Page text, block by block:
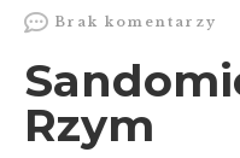
Brak komentarzy
Rzym